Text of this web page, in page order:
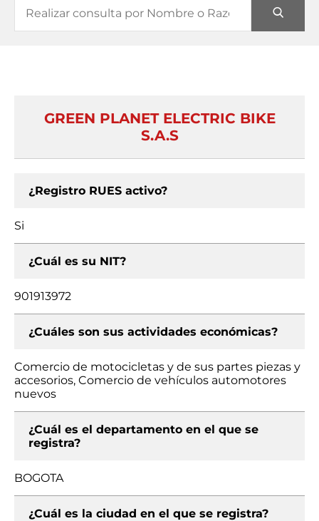
GREEN PLANET ELECTRIC BIKE
S.A.S
¿Registro RUES activo?
Si
¿Cuál es su NIT?
901913972
¿Cuáles son sus actividades económicas?
Comercio de motocicletas y de sus partes piezas y
accesorios, Comercio de vehículos automotores
nuevos
¿Cuál es el departamento en el que se
registra?
BOGOTA
¿Cuál es la ciudad en el que se registra?